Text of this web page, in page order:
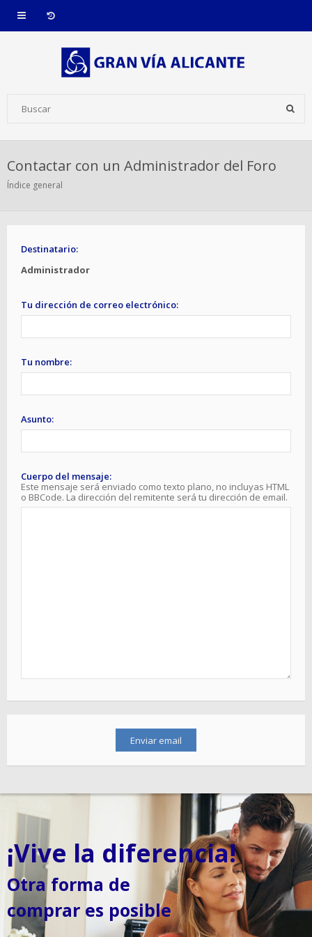
Contactar con un Administrador del Foro
Índice general
Destinatario:
Administrador
Tu dirección de correo electrónico:
Tu nombre:
Asunto:
Cuerpo del mensaje:
Este mensaje será enviado como texto plano, no incluyas HTML
o BBCode. La dirección del remitente será tu dirección de email.
¡Vive la diferencia!
Otra forma de
comprar es posible